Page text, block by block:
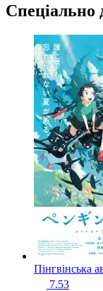
Спеціально
Пінгвінська
7.53